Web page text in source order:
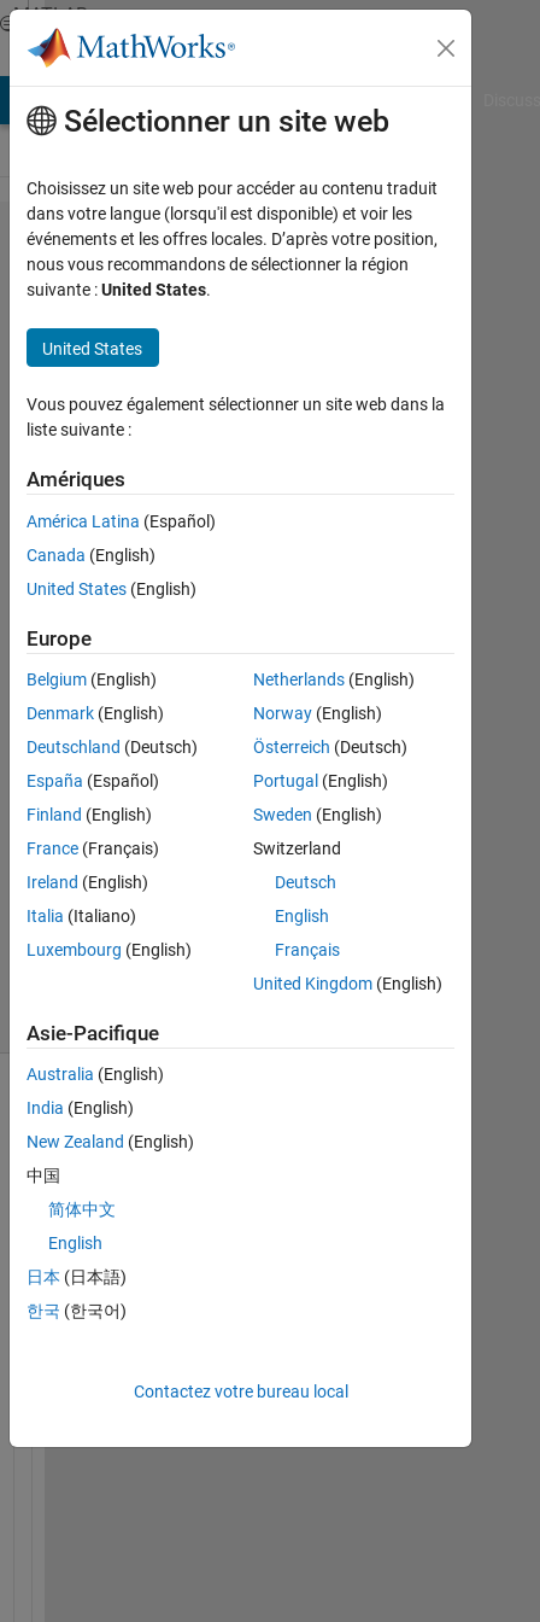
Passer au contenu
MATLAB
Answers
Hi, can i
know how
orientation
object?
Nurul
Farhana
Fadzli
13
2022
1
Réponse
acceptée
jour
14
Mai
Afficher
plus
anciens
I
o
Sélectionner un site web
Choisissez un site web pour accéder au contenu traduit
dans votre langue (lorsqu'il est disponible) et voir les
événements et les offres locales. D’après votre position,
nous vous recommandons de sélectionner la région
suivante :United States.
United States
Vous pouvez également sélectionner un site web dans la
liste suivante :
Amériques
América Latina (Español)
Canada (English)
United States (English)
Europe
Belgium (English)
Denmark (English)
Deutschland (Deutsch)
España (Español)
Finland (English)
France (Français)
Ireland (English)
Italia (Italiano)
Luxembourg (English)
Netherlands (English)
Norway (English)
Österreich (Deutsch)
Portugal (English)
Sweden (English)
Switzerland
Deutsch
English
Français
United Kingdom (English)
Asie-Pacifique
Australia (English)
India (English)
New Zealand (English)
中国
简体中文
English
日本 (日本語)
한국 (한국어)
Contactez votre bureau local